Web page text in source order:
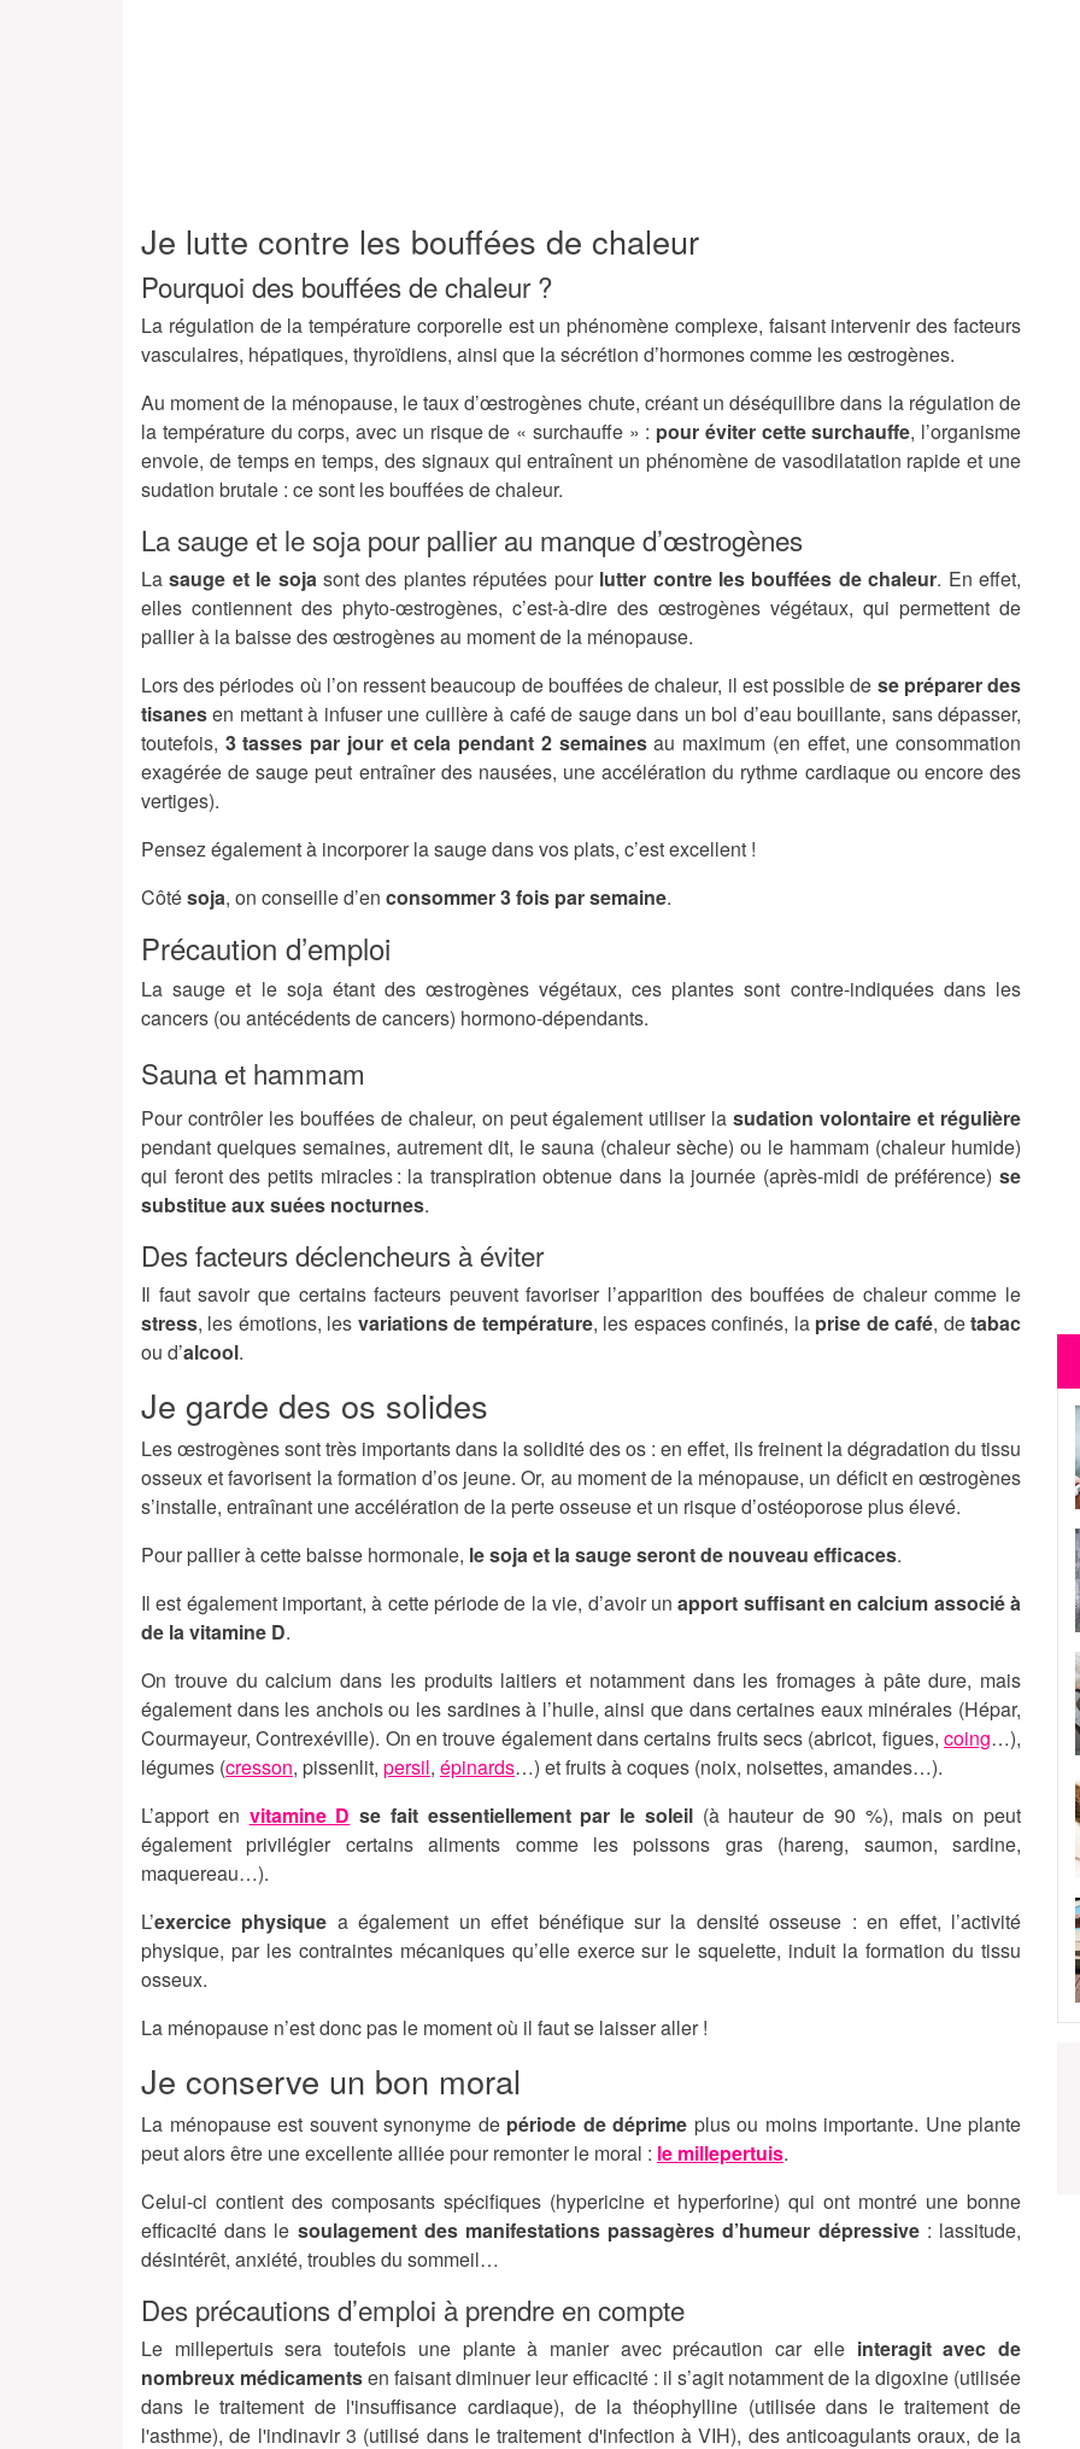
Je lutte contre les bouffées de chaleur
Pourquoi des bouffées de chaleur ?
La régulation de la température corporelle est un phénomène complexe, faisant intervenir des facteurs
vasculaires, hépatiques, thyroïdiens, ainsi que la sécrétion d’hormones comme les œstrogènes.
Au moment de la ménopause, le taux d’œstrogènes chute, créant un déséquilibre dans la régulation de
la température du corps, avec un risque de « surchauffe » : pour éviter cette surchauffe, l’organisme
envoie, de temps en temps, des signaux qui entraînent un phénomène de vasodilatation rapide et une
sudation brutale : ce sont les bouffées de chaleur.
La sauge et le soja pour pallier au manque d’œstrogènes
Lasauge et le sojasont des plantes réputées pour lutter contre les bouffées de chaleur. En effet,
elles contiennent des phyto-œstrogènes, c’est-à-dire des œstrogènes végétaux, qui permettent de
pallier à la baisse des œstrogènes au moment de la ménopause.
Lors des périodes où l’on ressent beaucoup de bouffées de chaleur, il est possible de se préparer des
tisanesen mettant à infuser une cuillère à café de sauge dans un bol d’eau bouillante, sans dépasser,
toutefois, 3 tasses par jour et cela pendant 2 semainesau maximum (en effet, une consommation
exagérée de sauge peut entraîner des nausées, une accélération du rythme cardiaque ou encore des
vertiges).
Pensez également à incorporer la sauge dans vos plats, c’est excellent !
Côtésoja, on conseille d’en consommer 3 fois par semaine.
Précaution d’emploi
La sauge et le soja étant des œstrogènes végétaux, ces plantes sont contre-indiquées dans les
cancers (ou antécédents de cancers) hormono-dépendants.
Sauna et hammam
Pour contrôler les bouffées de chaleur, on peut également utiliser lasudation volontaire et régulière
pendant quelques semaines, autrement dit, le sauna (chaleur sèche) ou le hammam (chaleur humide)
qui feront des petits miracles : la transpiration obtenue dans la journée (après-midi de préférence) se
substitue aux suées nocturnes.
Des facteurs déclencheurs à éviter
Il faut savoir que certains facteurs peuvent favoriser l’apparition des bouffées de chaleur comme le
stress, les émotions, les variations de température, les espaces confinés, la prise de café, detabac
ou d’alcool.
Je garde des os solides
Les œstrogènes sont très importants dans la solidité des os : en effet, ils freinent la dégradation du tissu
osseux et favorisent la formation d’os jeune. Or, au moment de la ménopause, un déficit en œstrogènes
s’installe, entraînant une accélération de la perte osseuse et un risque d’ostéoporose plus élevé.
Pour pallier à cette baisse hormonale, le soja et la sauge seront de nouveau efficaces.
Il est également important, à cette période de la vie, d’avoir unapport suffisant en calcium associé à
de la vitamine D.
On trouve du calcium dans les produits laitiers et notamment dans les fromages à pâte dure, mais
également dans les anchois ou les sardines à l’huile, ainsi que dans certaines eaux minérales (Hépar,
Courmayeur, Contrexéville). On en trouve également dans certains fruits secs (abricot, figues, coing…),
légumes (cresson, pissenlit, persil, épinards…) et fruits à coques (noix, noisettes, amandes…).
L’apport en vitamine D se fait essentiellement par le soleil(à hauteur de 90 %), mais on peut
également privilégier certains aliments comme les poissons gras (hareng, saumon, sardine,
maquereau…).
L’exercice physique a également un effet bénéfique sur la densité osseuse : en effet, l’activité
physique, par les contraintes mécaniques qu’elle exerce sur le squelette, induit la formation du tissu
osseux.
La ménopause n’est donc pas le moment où il faut se laisser aller !
Je conserve un bon moral
La ménopause est souvent synonyme de période de déprime plus ou moins importante. Une plante
peut alors être une excellente alliée pour remonter le moral : le millepertuis.
Celui-ci contient des composants spécifiques (hypericine et hyperforine) qui ont montré une bonne
efficacité dans le soulagement des manifestations passagères d’humeur dépressive: lassitude,
désintérêt, anxiété, troubles du sommeil…
Des précautions d’emploi à prendre en compte
Le millepertuis sera toutefois une plante à manier avec précaution car elle interagit avec de
nombreux médicamentsen faisant diminuer leur efficacité : il s’agit notamment de la digoxine (utilisée
dans le traitement de l'insuffisance cardiaque), de la théophylline (utilisée dans le traitement de
l'asthme), de l'indinavir 3 (utilisé dans le traitement d'infection à VIH), des anticoagulants oraux, de la